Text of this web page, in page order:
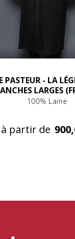
PASTEUR - LA
LARGES
100% Laine
à partir de